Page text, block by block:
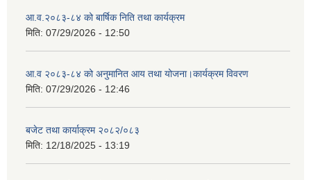
आ.व.२०८३-८४ को बार्षिक निति तथा कार्यक्रम
मिति: 07/29/2026 - 12:50
आ.व २०८३-८४ को अनुमानित आय तथा योजना।कार्यक्रम विवरण
मिति: 07/29/2026 - 12:46
बजेट तथा कार्याक्रम २०८२/०८३
मिति: 12/18/2025 - 13:19